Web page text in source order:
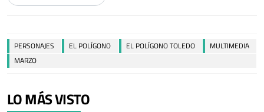
PERSONAJES EL POLÍGONO EL POLÍGONO TOLEDO
MULTIMEDIA
MARZO
LO MÁS VISTO